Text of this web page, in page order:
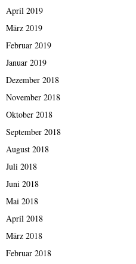
April 2019
März 2019
Februar 2019
Januar 2019
Dezember 2018
November 2018
Oktober 2018
September 2018
August 2018
Juli 2018
Juni 2018
Mai 2018
April 2018
März 2018
Februar 2018